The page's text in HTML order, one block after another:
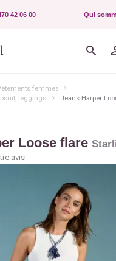
42 06 00 Qui
femmes
leggings
Jeans Harper
Loose flare
avis